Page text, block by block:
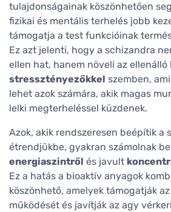
tulajdonságainak köszönhetően
fizikai és mentális terhelés jobb
támogatja a test funkcióinak
Ez azt jelenti, hogy a schizandra
ellen hat, hanem növeli az ellenálló
stressztényezőkkel szemben,
lehet azok számára, akik magas
lelki megterheléssel küzdenek.
Azok, akik rendszeresen beépítik a
étrendjükbe, gyakran számolnak be
energiaszintről és javult
Ez a hatás a bioaktív anyagok
köszönhető, amelyek támogatják
működését és javítják az agy